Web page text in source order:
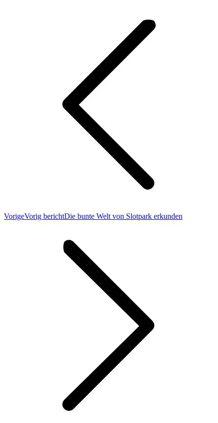
VorigeVorig berichtDie bunte Welt von Slotpark erkunden